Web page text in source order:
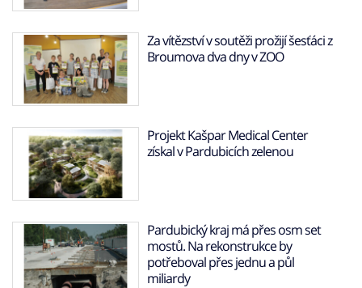
Za vítězství v soutěži prožijí šesťáci z
Broumova dva dny v ZOO
Projekt Kašpar Medical Center
získal v Pardubicích zelenou
Pardubický kraj má přes osm set
mostů. Na rekonstrukce by
potřeboval přes jednu a půl
miliardy